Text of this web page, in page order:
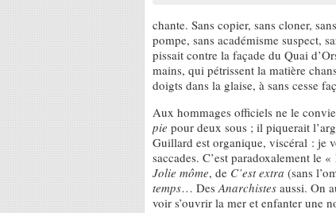
chante. Sans copier, sans cloner,
pompe, sans académisme suspect,
pissait contre la façade du Quai
mains, qui pétrissent la matière
doigts dans la glaise, à sans cesse
Aux hommages officiels ne le
pie pour deux sous ; il piquerait
Guillard est organique, viscéral : je
saccades. C’est paradoxalement le
Jolie môme, de C’est extra (sans
temps… Des Anarchistes aussi. On
voir s’ouvrir la mer et enfanter une